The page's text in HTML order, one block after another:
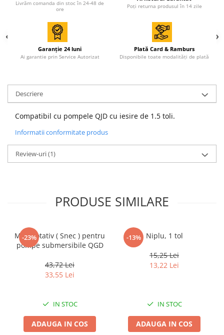
Accesorii motocoase
Casa, gradina si Bricolaj
Aparate si masini gradinarit
Utilaje Gradinarit
Compresoare
Accesorii Compresoare
Intretinere locuinta
Cabluri electrice si conductori
Scule si unelte
Mori electrice
Mori electrice
Livrăm comanda din stoc în 24-48 de
ore
Poți returna produsul în 14 zile
Garanție 24 luni
Ai garantie prin Service Autorizat
Plată Card & Ramburs
Disponibile toate modalități de plată
Descriere
Compatibil cu pompele QJD cu iesire de 1.5 toli.
Informatii conformitate produs
Review-uri(1)
PRODUSE SIMILARE
-23%
Melc rotativ ( Snec ) pentru
pompe submersibile QGD
43,72 Lei
33,55 Lei
IN STOC
ADAUGA IN COS
-13% Niplu, 1 tol
15,25 Lei
13,22 Lei
IN STOC
ADAUGA IN COS